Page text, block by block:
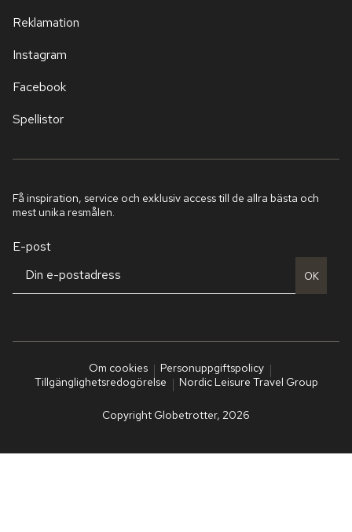
Reklamation
Instagram
Facebook
Spellistor
Få inspiration, service och exklusiv access till de allra bästa och
mest unika resmålen.
E-post
OK
Om cookies
Personuppgiftspolicy
Tillgänglighetsredogörelse
Nordic Leisure Travel Group
Copyright Globetrotter, 2026